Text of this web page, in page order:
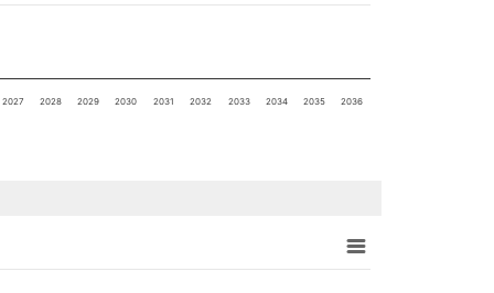
2027 2028 2029 2030 2031 2032 2033 2034 2035 2036